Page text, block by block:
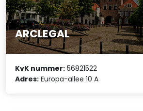
ARCLEGAL
KvK nummer: 56821522
Adres: Europa-allee 10 A